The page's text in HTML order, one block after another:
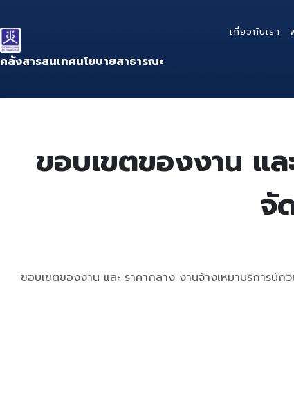
to
content
to
main
navigation
to
footer
คลังสารสนเทศนโยบายสาธารณะ
เกี่ยวกับเรา
ขอบเขตของงาน แล
จั
ขอบเขตของงาน และ ราคากลาง งานจ้างเหมาบริการนัก